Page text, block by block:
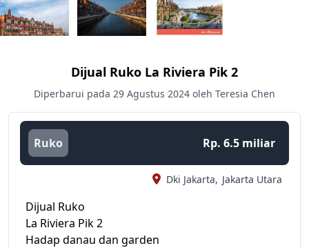
Dijual Ruko La Riviera Pik 2
Diperbarui pada 29 Agustus 2024 oleh Teresia Chen
Ruko Rp. 6.5 miliar
Dki Jakarta, Jakarta Utara
Dijual Ruko
La Riviera Pik 2
Hadap danau dan garden